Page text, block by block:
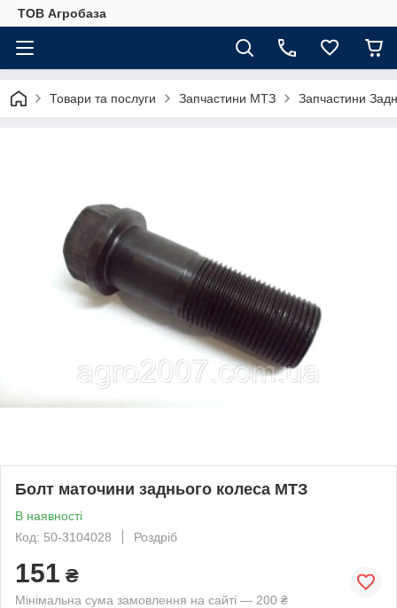
ТОВ Агробаза
Товари та послуги Запчастини МТЗ Запчастини
Болт маточини заднього колеса МТЗ
В наявності
Код: 50-3104028
Роздріб
151 ₴
Мінімальна сума замовлення на сайті — 200 ₴